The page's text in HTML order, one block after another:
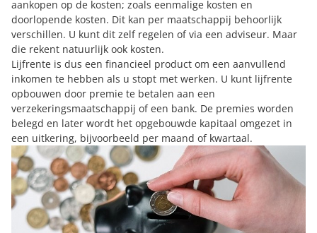
aankopen op de kosten; zoals eenmalige kosten en
doorlopende kosten. Dit kan per maatschappij behoorlijk
verschillen. U kunt dit zelf regelen of via een adviseur. Maar
die rekent natuurlijk ook kosten.
Lijfrente is dus een financieel product om een aanvullend
inkomen te hebben als u stopt met werken. U kunt lijfrente
opbouwen door premie te betalen aan een
verzekeringsmaatschappij of een bank. De premies worden
belegd en later wordt het opgebouwde kapitaal omgezet in
een uitkering, bijvoorbeeld per maand of kwartaal.